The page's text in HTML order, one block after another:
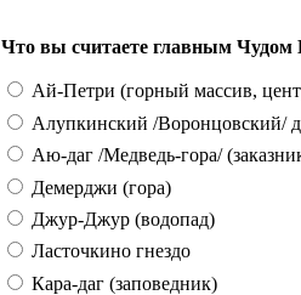
Что вы считаете главным
Ай-Петри (горный массив,
Алупкинский /Воронцовский/
Аю-даг /Медведь-гора/
Демерджи (гора)
Джур-Джур (водопад)
Ласточкино гнездо
Кара-даг (заповедник)